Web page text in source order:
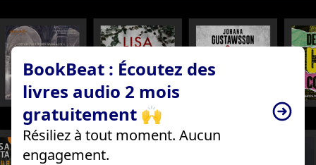
BookBeat : Écoutez des
livres audio 2 mois
gratuitement 🙌
Résiliez à tout moment. Aucun
engagement.